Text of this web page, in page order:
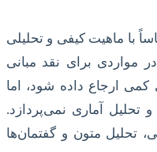
با ماهیت کیفی و تحلیلی
مواردی برای نقد مبانی
ارجاع داده شود، اما
تحلیل آماری نمی‌پردازد.
تحلیل متون و گفتمان‌ها